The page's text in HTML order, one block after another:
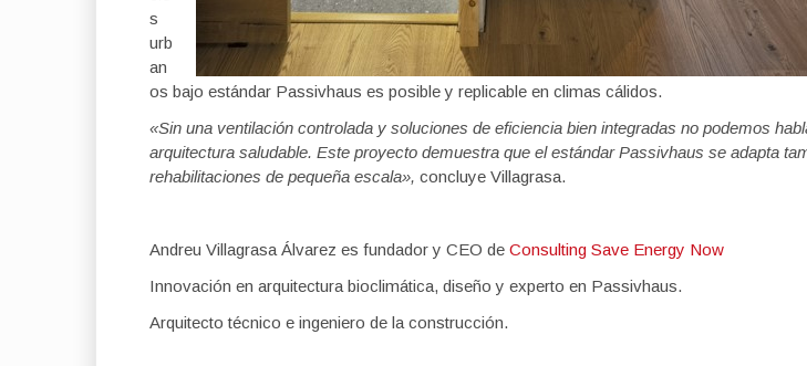
s
urb
an
os bajo estándar Passivhaus es posible y replicable en climas cálidos.
«Sin una ventilación controlada y soluciones de eficiencia bien integradas no podemos
arquitectura saludable. Este proyecto demuestra que el estándar Passivhaus se adapta
rehabilitaciones de pequeña escala», concluye Villagrasa.
Andreu Villagrasa Álvarez es fundador y CEO de Consulting Save Energy Now
Innovación en arquitectura bioclimática, diseño y experto en Passivhaus.
Arquitecto técnico e ingeniero de la construcción.